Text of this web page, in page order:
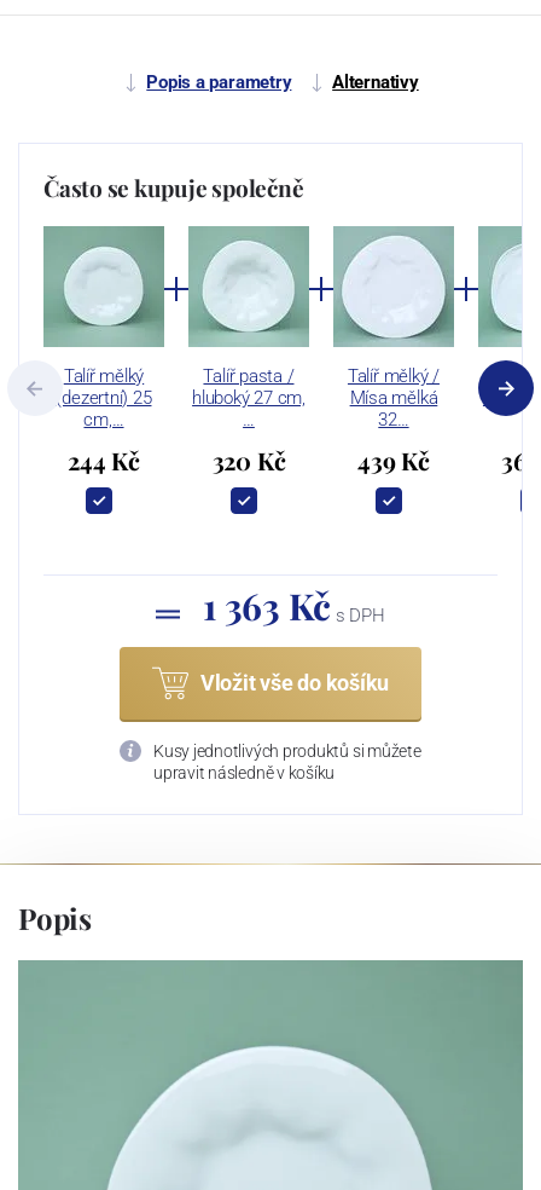
Popis a parametry Alternativy
Často se kupuje společně
Talíř mělký
(dezertní) 25
cm,…
244 Kč
Talíř pasta /
hluboký 27 cm,
…
320 Kč
Talíř mělký /
Mísa mělká
32…
439 Kč
Talíř
cm,
1 363 Kč s DPH
Vložit vše do košíku
Kusy jednotlivých produktů si můžete
upravit následně v košíku
Popis